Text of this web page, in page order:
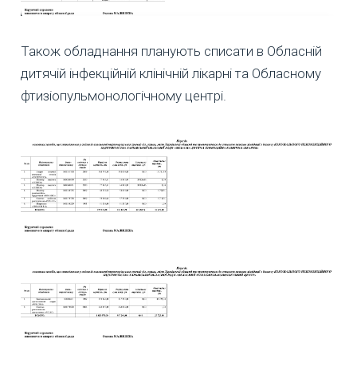
Також обладнання планують списати в Обласній
дитячій інфекційній клінічній лікарні та Обласному
фтизіопульмонологічному центрі.